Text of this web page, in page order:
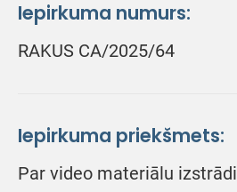
Iepirkuma numurs:
RAKUS CA/2025/64
Iepirkuma priekšmets:
Par video materiālu izstrādi